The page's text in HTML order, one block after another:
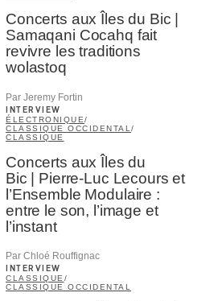
Concerts aux Îles du Bic |
Samaqani Cocahq fait
revivre les traditions
wolastoq
Par Jeremy Fortin
INTERVIEW
ÉLECTRONIQUE/
CLASSIQUE OCCIDENTAL /
CLASSIQUE
Concerts aux Îles du
Bic | Pierre-Luc Lecours et
l’Ensemble Modulaire :
entre le son, l’image et
l’instant
Par Chloé Rouffignac
INTERVIEW
CLASSIQUE /
CLASSIQUE OCCIDENTAL